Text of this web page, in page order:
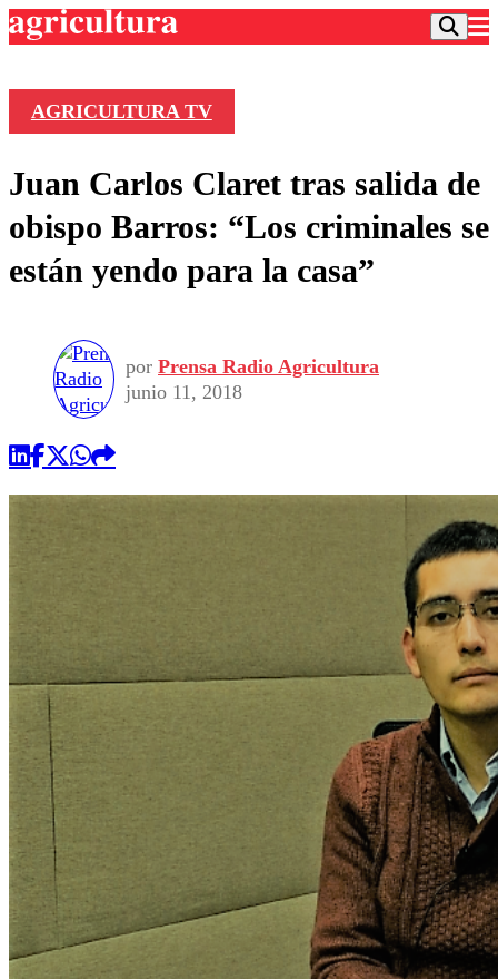
Frecuencias
Agricultura TV
Deportes
Colo Colo
Seleccion Chilena
Torneo Internacional
Entretención
Economía
Internacional
Publicaciones en medios
Opinión
Programas
AGRICULTURA TV
Juan Carlos Claret tras salida de
obispo Barros: “Los criminales se
están yendo para la casa”
por Prensa Radio Agricultura
junio 11, 2018